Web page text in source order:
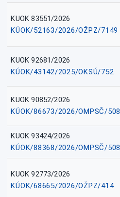
KUOK 83551/2026
KÚOK/52163/2026/OŽPZ/7149
KUOK 92681/2026
KÚOK/43142/2025/OKSÚ/752
KUOK 90852/2026
KÚOK/86673/2026/OMPSČ/508
KUOK 93424/2026
KÚOK/88368/2026/OMPSČ/508
KUOK 92773/2026
KÚOK/68665/2026/OŽPZ/414